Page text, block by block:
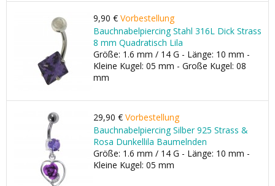
9,90 € Vorbestellung
Bauchnabelpiercing Stahl 316L Dick Strass
8 mm Quadratisch Lila
Größe: 1.6 mm / 14 G - Länge: 10 mm -
Kleine Kugel: 05 mm - Große Kugel: 08
mm
29,90 € Vorbestellung
Bauchnabelpiercing Silber 925 Strass &
Rosa Dunkellila Baumelnden
Größe: 1.6 mm / 14 G - Länge: 10 mm -
Kleine Kugel: 05 mm